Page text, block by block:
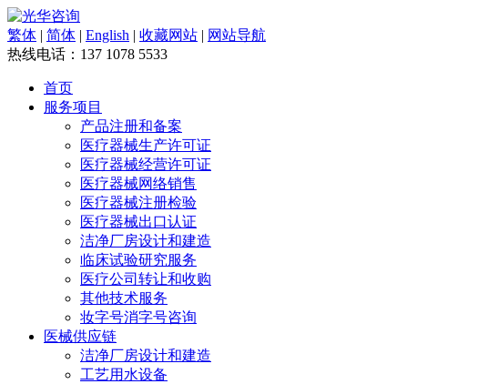
繁体 | 简体 | English | 收藏网站 | 网站导航
热线电话： 137 1078 5533
首页
服务项目
产品注册和备案
医疗器械生产许可证
医疗器械经营许可证
医疗器械网络销售
医疗器械注册检验
医疗器械出口认证
洁净厂房设计和建造
临床试验研究服务
医疗公司转让和收购
其他技术服务
妆字号消字号咨询
医械供应链
洁净厂房设计和建造
工艺用水设备